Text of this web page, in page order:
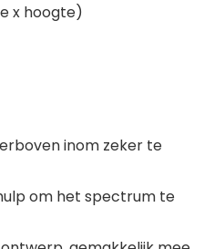
x hoogte)
inom zeker te
om het spectrum te